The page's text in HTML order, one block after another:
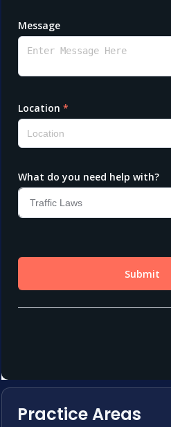
Practice Areas